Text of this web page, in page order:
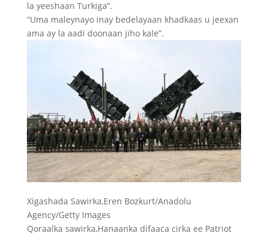
la yeeshaan Turkiga”.
“Uma maleynayo inay bedelayaan khadkaas u jeexan
ama ay la aadi doonaan jiho kale”.
Xigashada Sawirka,Eren Bozkurt/Anadolu
Agency/Getty Images
Qoraalka sawirka,Hanaanka difaaca cirka ee Patriot